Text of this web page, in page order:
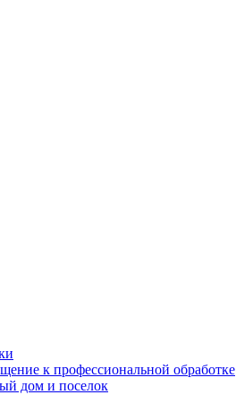
к профессиональной обработке
дом и поселок